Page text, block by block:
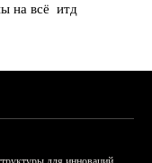
на всё итд